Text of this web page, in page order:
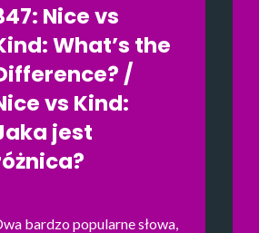
Nice vs
What’s the
/
vs Kind:
jest
bardzo popularne słowa,